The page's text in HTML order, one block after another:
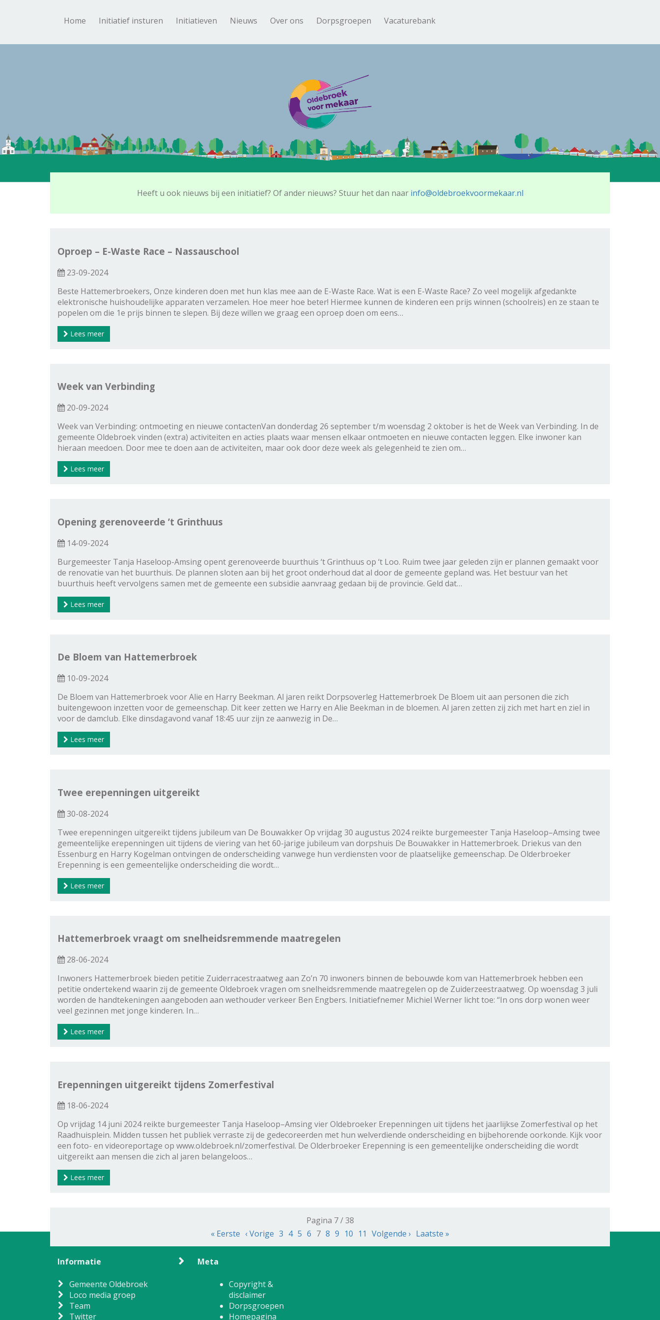
Home Initiatief insturen Initiatieven Nieuws Over ons Dorpsgroepen Vacaturebank
Heeft u ook nieuws bij een initiatief? Of ander nieuws? Stuur het dan naar info@oldebroekvoormekaar.nl
Oproep – E-Waste Race – Nassauschool
23-09-2024
Beste Hattemerbroekers, Onze kinderen doen met hun klas mee aan de E-Waste Race. Wat is een E-Waste Race? Zo veel mogelijk afgedankte
elektronische huishoudelijke apparaten verzamelen. Hoe meer hoe beter! Hiermee kunnen de kinderen een prijs winnen (schoolreis) en ze staan te
popelen om die 1e prijs binnen te slepen. Bij deze willen we graag een oproep doen om eens…
Lees meer
Week van Verbinding
20-09-2024
Week van Verbinding: ontmoeting en nieuwe contactenVan donderdag 26 september t/m woensdag 2 oktober is het de Week van Verbinding. In de
gemeente Oldebroek vinden (extra) activiteiten en acties plaats waar mensen elkaar ontmoeten en nieuwe contacten leggen. Elke inwoner kan
hieraan meedoen. Door mee te doen aan de activiteiten, maar ook door deze week als gelegenheid te zien om…
Lees meer
Opening gerenoveerde ’t Grinthuus
14-09-2024
Burgemeester Tanja Haseloop-Amsing opent gerenoveerde buurthuis ‘t Grinthuus op ‘t Loo. Ruim twee jaar geleden zijn er plannen gemaakt voor
de renovatie van het buurthuis. De plannen sloten aan bij het groot onderhoud dat al door de gemeente gepland was. Het bestuur van het
buurthuis heeft vervolgens samen met de gemeente een subsidie aanvraag gedaan bij de provincie. Geld dat…
Lees meer
De Bloem van Hattemerbroek
10-09-2024
De Bloem van Hattemerbroek voor Alie en Harry Beekman. Al jaren reikt Dorpsoverleg Hattemerbroek De Bloem uit aan personen die zich
buitengewoon inzetten voor de gemeenschap. Dit keer zetten we Harry en Alie Beekman in de bloemen. Al jaren zetten zij zich met hart en ziel in
voor de damclub. Elke dinsdagavond vanaf 18:45 uur zijn ze aanwezig in De…
Lees meer
Twee erepenningen uitgereikt
30-08-2024
Twee erepenningen uitgereikt tijdens jubileum van De Bouwakker Op vrijdag 30 augustus 2024 reikte burgemeester Tanja Haseloop–Amsing twee
gemeentelijke erepenningen uit tijdens de viering van het 60-jarige jubileum van dorpshuis De Bouwakker in Hattemerbroek. Driekus van den
Essenburg en Harry Kogelman ontvingen de onderscheiding vanwege hun verdiensten voor de plaatselijke gemeenschap. De Olderbroeker
Erepenning is een gemeentelijke onderscheiding die wordt…
Lees meer
Hattemerbroek vraagt om snelheidsremmende maatregelen
28-06-2024
Inwoners Hattemerbroek bieden petitie Zuiderracestraatweg aan Zo’n 70 inwoners binnen de bebouwde kom van Hattemerbroek hebben een
petitie ondertekend waarin zij de gemeente Oldebroek vragen om snelheidsremmende maatregelen op de Zuiderzeestraatweg. Op woensdag 3 juli
worden de handtekeningen aangeboden aan wethouder verkeer Ben Engbers. Initiatiefnemer Michiel Werner licht toe: “In ons dorp wonen weer
veel gezinnen met jonge kinderen. In…
Lees meer
Erepenningen uitgereikt tijdens Zomerfestival
18-06-2024
Op vrijdag 14 juni 2024 reikte burgemeester Tanja Haseloop–Amsing vier Oldebroeker Erepenningen uit tijdens het jaarlijkse Zomerfestival op het
Raadhuisplein. Midden tussen het publiek verraste zij de gedecoreerden met hun welverdiende onderscheiding en bijbehorende oorkonde. Kijk voor
een foto- en videoreportage op www.oldebroek.nl/zomerfestival. De Olderbroeker Erepenning is een gemeentelijke onderscheiding die wordt
uitgereikt aan mensen die zich al jaren belangeloos…
Lees meer
Pagina 7 / 38
« Eerste ‹ Vorige 3 4 5 6 7 8 9 10 11 Volgende › Laatste »
Informatie
Gemeente Oldebroek
Loco media groep
Team
Twitter
Meta
Copyright &
disclaimer
Dorpsgroepen
Homepagina